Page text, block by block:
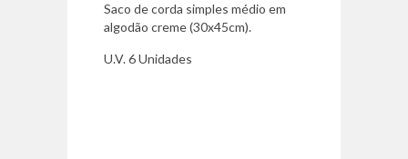
Saco de corda simples médio em
algodão creme (30x45cm).
U.V. 6 Unidades